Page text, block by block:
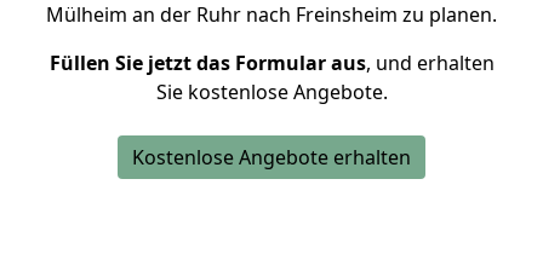
Mülheim an der Ruhr nach Freinsheim zu planen.
Füllen Sie jetzt das Formular aus, und erhalten
Sie kostenlose Angebote.
Kostenlose Angebote erhalten